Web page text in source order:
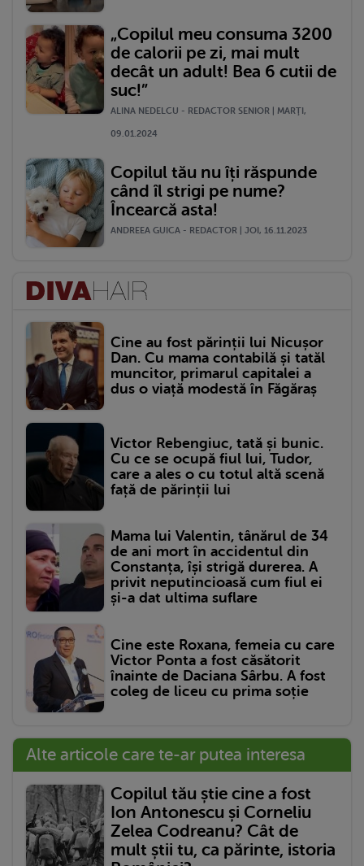
„Copilul meu consuma 3200
de calorii pe zi, mai mult
decât un adult! Bea 6 cutii de
suc!”
ALINA NEDELCU - REDACTOR SENIOR | MARŢI,
09.01.2024
Copilul tău nu îți răspunde
când îl strigi pe nume?
Încearcă asta!
ANDREEA GUICA - REDACTOR | JOI, 16.11.2023
Cine au fost părinții lui Nicușor
Dan. Cu mama contabilă și tatăl
muncitor, primarul capitalei a
dus o viață modestă în Făgăraș
Victor Rebengiuc, tată și bunic.
Cu ce se ocupă fiul lui, Tudor,
care a ales o cu totul altă scenă
față de părinții lui
Mama lui Valentin, tânărul de 34
de ani mort în accidentul din
Constanța, își strigă durerea. A
privit neputincioasă cum fiul ei
și-a dat ultima suflare
Cine este Roxana, femeia cu care
Victor Ponta a fost căsătorit
înainte de Daciana Sârbu. A fost
coleg de liceu cu prima soție
Alte articole care te-ar putea interesa
Copilul tău știe cine a fost
Ion Antonescu și Corneliu
Zelea Codreanu? Cât de
mult știi tu, ca părinte, istoria